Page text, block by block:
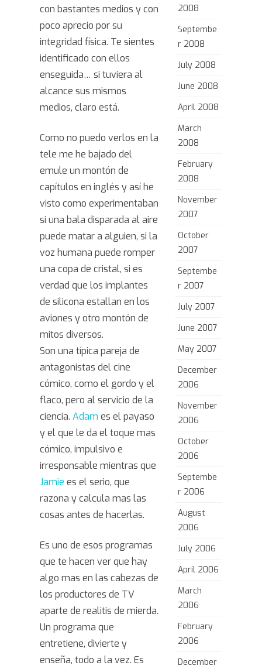
con bastantes medios y con
poco aprecio por su
integridad física. Te sientes
identificado con ellos
enseguida… si tuviera al
alcance sus mismos
medios, claro está.
Como no puedo verlos en la
tele me he bajado del
emule un montón de
capítulos en inglés y así he
visto como experimentaban
si una bala disparada al aire
puede matar a alguien, si la
voz humana puede romper
una copa de cristal, si es
verdad que los implantes
de silicona estallan en los
aviones y otro montón de
mitos diversos.
Son una típica pareja de
antagonistas del cine
cómico, como el gordo y el
flaco, pero al servicio de la
ciencia. Adam es el payaso
y el que le da el toque mas
cómico, impulsivo e
irresponsable mientras que
Jamie es el serio, que
razona y calcula mas las
cosas antes de hacerlas.
Es uno de esos programas
que te hacen ver que hay
algo mas en las cabezas de
los productores de TV
aparte de realitis de mierda.
Un programa que
entretiene, divierte y
enseña, todo a la vez. Es
2008
Septembe
r 2008
July 2008
June 2008
April 2008
March
2008
February
2008
November
2007
October
2007
Septembe
r 2007
July 2007
June 2007
May 2007
December
2006
November
2006
October
2006
Septembe
r 2006
August
2006
July 2006
April 2006
March
2006
February
2006
December